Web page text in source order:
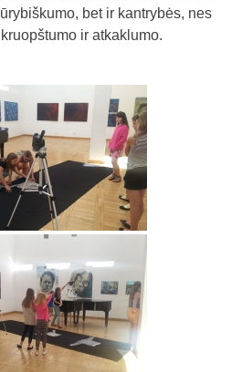
bet ir kantrybės, nes
ir atkaklumo.